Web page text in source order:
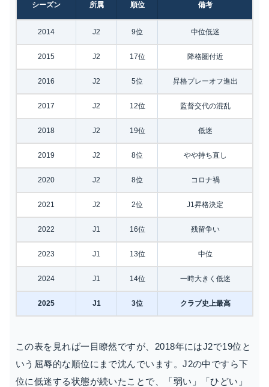
シーズン 所属 順位 備考
2014 J2 9位 中位低迷
2015 J2 17位 降格圏付近
2016 J2 5位 昇格プレーオフ進出
2017 J2 12位 監督交代の混乱
2018 J2 19位 低迷
2019 J2 8位 やや持ち直し
2020 J2 8位 コロナ禍
2021 J2 2位 J1昇格決定
2022 J1 16位 残留争い
2023 J1 13位 中位
2024 J1 14位 一時大きく低迷
2025 J1 3位 クラブ史上最高
この表を見れば一目瞭然ですが、2018年にはJ2で19位と
いう屈辱的な順位にまで沈んでいます。J2の中ですら下
位に低迷する状態が続いたことで、「弱い」「ひどい」